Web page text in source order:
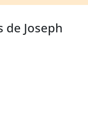
de Joseph